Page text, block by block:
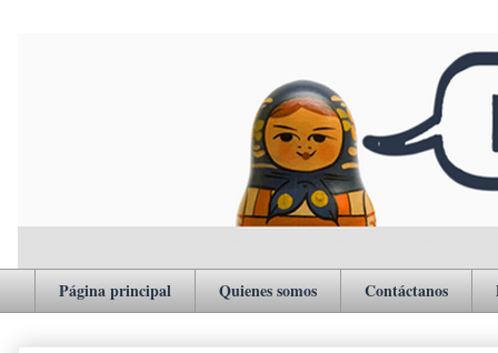
Página principal Quienes somos Contáctanos